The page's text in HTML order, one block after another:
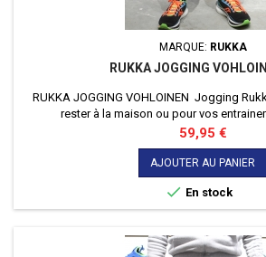
MARQUE: RUKKA
RUKKA JOGGING
RUKKA JOGGING VOHLOINEN Jogging
rester à la maison ou pour vos
Prix
59,95 €
AJOUTER AU PANIER
 En stock